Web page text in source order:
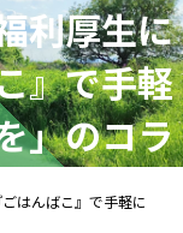
利厚生に
』で手軽
」のコラ
はんばこ』で手軽に